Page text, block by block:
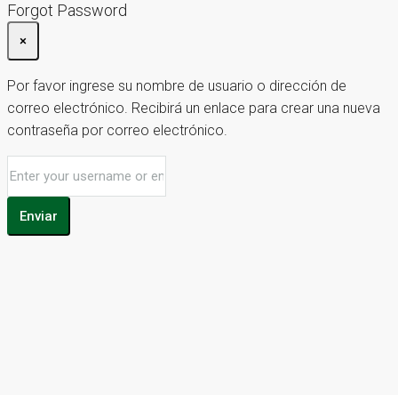
Forgot Password
×
Por favor ingrese su nombre de usuario o dirección de
correo electrónico. Recibirá un enlace para crear una nueva
contraseña por correo electrónico.
Enviar